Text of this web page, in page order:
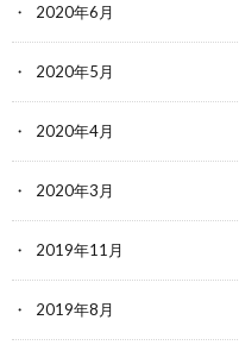
2020年6月
2020年5月
2020年4月
2020年3月
2019年11月
2019年8月